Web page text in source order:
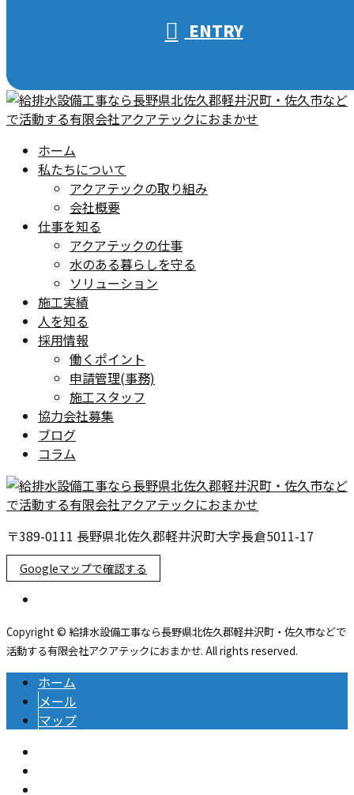
ENTRY
ホーム
私たちについて
アクアテックの取り組み
会社概要
仕事を知る
アクアテックの仕事
水のある暮らしを守る
ソリューション
施工実績
人を知る
採用情報
働くポイント
申請管理(事務)
施工スタッフ
協力会社募集
ブログ
コラム
〒389-0111 長野県北佐久郡軽井沢町大字長倉5011-17
Googleマップで確認する
Copyright © 給排水設備工事なら長野県北佐久郡軽井沢町・佐久市などで
活動する有限会社アクアテックにおまかせ. All rights reserved.
ホーム
メール
マップ